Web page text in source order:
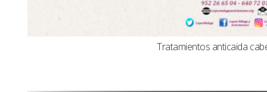
Tratamientos anticaida